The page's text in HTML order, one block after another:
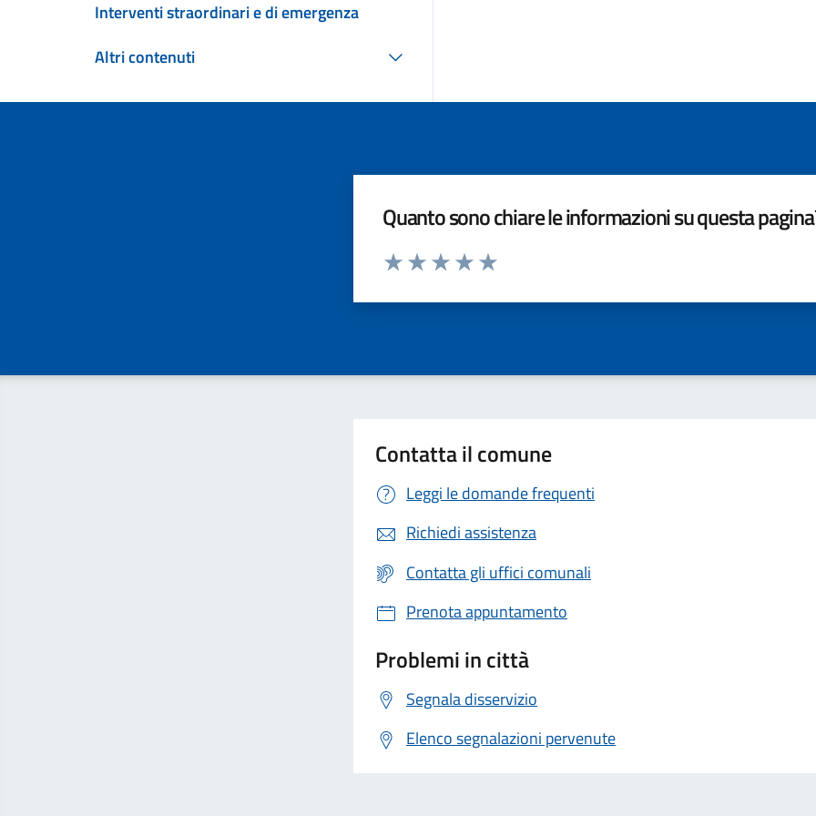
Interventi straordinari e di emergenza
Altri contenuti
Quanto sono chiare le informazioni su questa
Valuta da 1 a 5 stelle la pagina
Contatta il comune
Leggi le domande frequenti
Richiedi assistenza
Contatta gli uffici comunali
Prenota appuntamento
Problemi in città
Segnala disservizio
Elenco segnalazioni pervenute